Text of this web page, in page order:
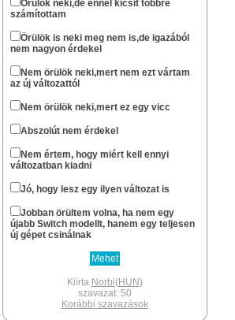
okt 13 : 22:57
stewe81
Sziasztok! Él még azért az oldal?
febr 11 : 14:49
Nem gondoltam volna resolve , hogy te
még fellátogatsz az oldalra.
Xbox -os léted révén gondoltam hogy lesz
egy Series géped.
Én lassan két hete várom hogy
megjelenéskor már egyszer
berendeltem,de meguntam hogy fél év
után sem volt kapható, inkább
elruházkodtam az árát.
Switch megvan az mellé pedig hogy
tánogassam a Japánokat csak egy PS5
jöhet szóba.Nagyon sok rá a jó játék.Az új
kontroller pedig olyan élmény ami csak
PS-en van.A PSVR2 is most jön az pedig
megint egy brutál kütyü.Volt egyes VR-om,
szerettem nagyon.
Örülök neki,de ennél kicsit többre
számítottam
Örülök is neki meg nem is,de igazából
nem nagyon érdekel
Nem örülök neki,mert nem ezt vártam
az új változattól
Nem örülök neki,mert ez egy vicc
Abszolút nem érdekel
Nem értem, hogy miért kell ennyi
változatban kiadni
Jó, hogy lesz egy ilyen változat is
Jobban örültem volna, ha nem egy
újabb Switch modellt, hanem egy teljesen
új gépet csinálnak
Kiírta Norbi(HUN)
szavazat: 50
Korábbi szavazások